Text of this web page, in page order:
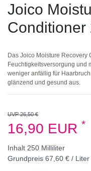
Joico
Conditioner
Das Joico Moisture Recovery
Feuchtigkeitsversorgung und
weniger anfällig für
glänzend und gesund aus.
UVP 26,50 €
16,90 EUR *
Inhalt 250 Milliliter
Grundpreis 67,60 € / Liter